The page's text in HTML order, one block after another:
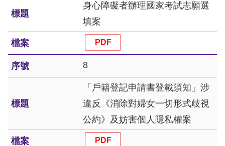
首
頁
網
站
覽
網
身心障礙者辦理國家考試志願選
填案
8
「戶籍登記申請書登載須知」涉
違反《消除對婦女一切形式歧視
公約》及妨害個人隱私權案